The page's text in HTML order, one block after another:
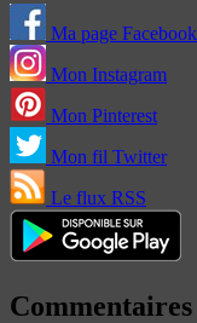
Ma page Facebook
Mon Instagram
Mon Pinterest
Mon fil Twitter
Le flux RSS